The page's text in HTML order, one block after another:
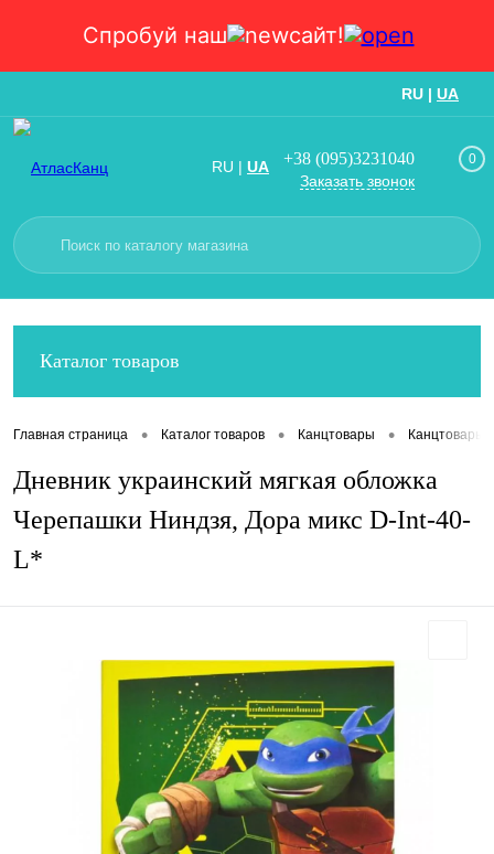
Спробуй наш сайт!
RU | UA
RU | UA +38 (095)3231040
Заказать звонок
0
Каталог товаров
Главная страница • Каталог товаров • Канцтовары • Канцтовары
Дневник украинский мягкая обложка
Черепашки Ниндзя, Дора микс D-Int-40-
L*